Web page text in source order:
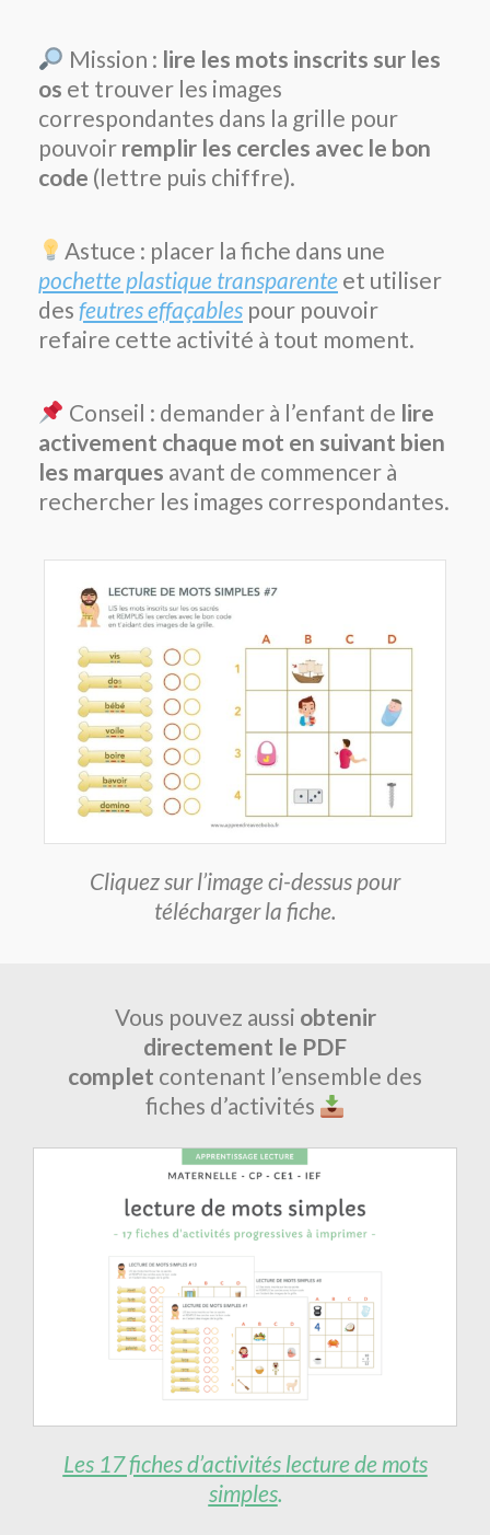
Mission : lire les mots inscrits sur les
os et trouver les images
correspondantes dans la grille pour
pouvoir remplir les cercles avec le bon
code (lettre puis chiffre).
Astuce : placer la fiche dans une
pochette plastique transparente et utiliser
des feutres effaçables pour pouvoir
refaire cette activité à tout moment.
Conseil : demander à l’enfant de lire
activement chaque mot en suivant bien
les marques avant de commencer à
rechercher les images correspondantes.
Cliquez sur l’image ci-dessus pour
télécharger la fiche.
Vous pouvez aussi obtenir
directement le PDF
complet contenant l’ensemble des
fiches d’activités
Les 17 fiches d’activités lecturede mots
simples.